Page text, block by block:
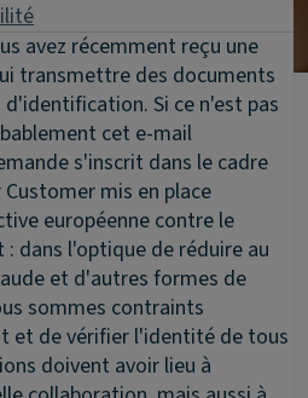
avez récemment reçu une
transmettre des documents
Si ce n'est pas
cet e-mail
s'inscrit dans le cadre
mis en place
européenne contre le
dans l'optique de réduire au
et d'autres formes de
sommes contraints
et de vérifier l'identité de tous
doivent avoir lieu à